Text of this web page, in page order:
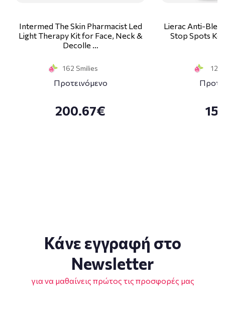
Intermed The Skin Pharmacist Led
Light Therapy Kit for Face, Neck &
Decolle …
162 Smilies
Προτεινόμενο
200.67€
Lierac Anti-
Stop Spots
12
Κάνε εγγραφή στο
Newsletter
για να μαθαίνεις πρώτος τις προσφορές μας